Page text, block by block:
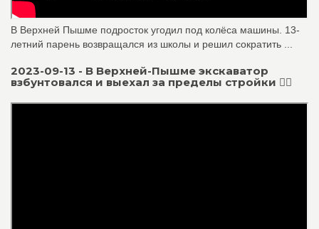
В Верхней Пышме подросток угодил под колёса машины. 13-
летний парень возвращался из школы и решил сократить ...
2023-09-13 - В Верхней-Пышме экскаватор
взбунтовался и выехал за пределы стройки 🙆‍♂️